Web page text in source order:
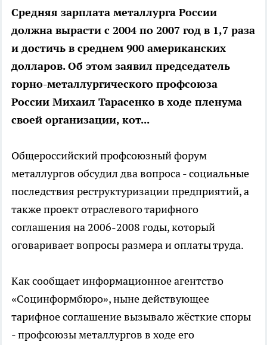
Средняя зарплата металлурга России
должна вырасти с 2004 по 2007 год в 1,7 раза
и достичь в среднем 900 американских
долларов. Об этом заявил председатель
горно-металлургического профсоюза
России Михаил Тарасенко в ходе пленума
своей организации, кот...
Общероссийский профсоюзный форум
металлургов обсудил два вопроса - социальные
последствия реструктуризации предприятий, а
также проект отраслевого тарифного
соглашения на 2006-2008 годы, который
оговаривает вопросы размера и оплаты труда.
Как сообщает информационное агентство
«Социнформбюро», ныне действующее
тарифное соглашение вызывало жёсткие споры
- профсоюзы металлургов в ходе его